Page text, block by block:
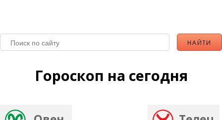
Гороскоп на сегодня